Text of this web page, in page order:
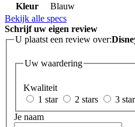
Kleur
Blauw
Bekijk alle specs
Schrijf uw eigen review
U plaatst een review over:
Uw waardering
Kwaliteit
1 star
2 stars 3
Je naam